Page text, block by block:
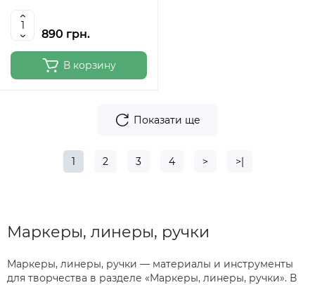
Sakura
890 грн.
В корзину
Показати ще
1 2 3 4 > >|
Маркеры, линеры, ручки
Маркеры, линеры, ручки — материалы и инструменты
для творчества в разделе «Маркеры, линеры, ручки». В